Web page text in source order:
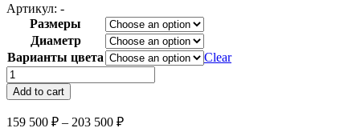
Артикул: -
Размеры
Диаметр
Варианты цвета
Clear
Люстра
Peacock
Tail
L
Copper
Add to cart
159 500 ₽ – 203 500 ₽